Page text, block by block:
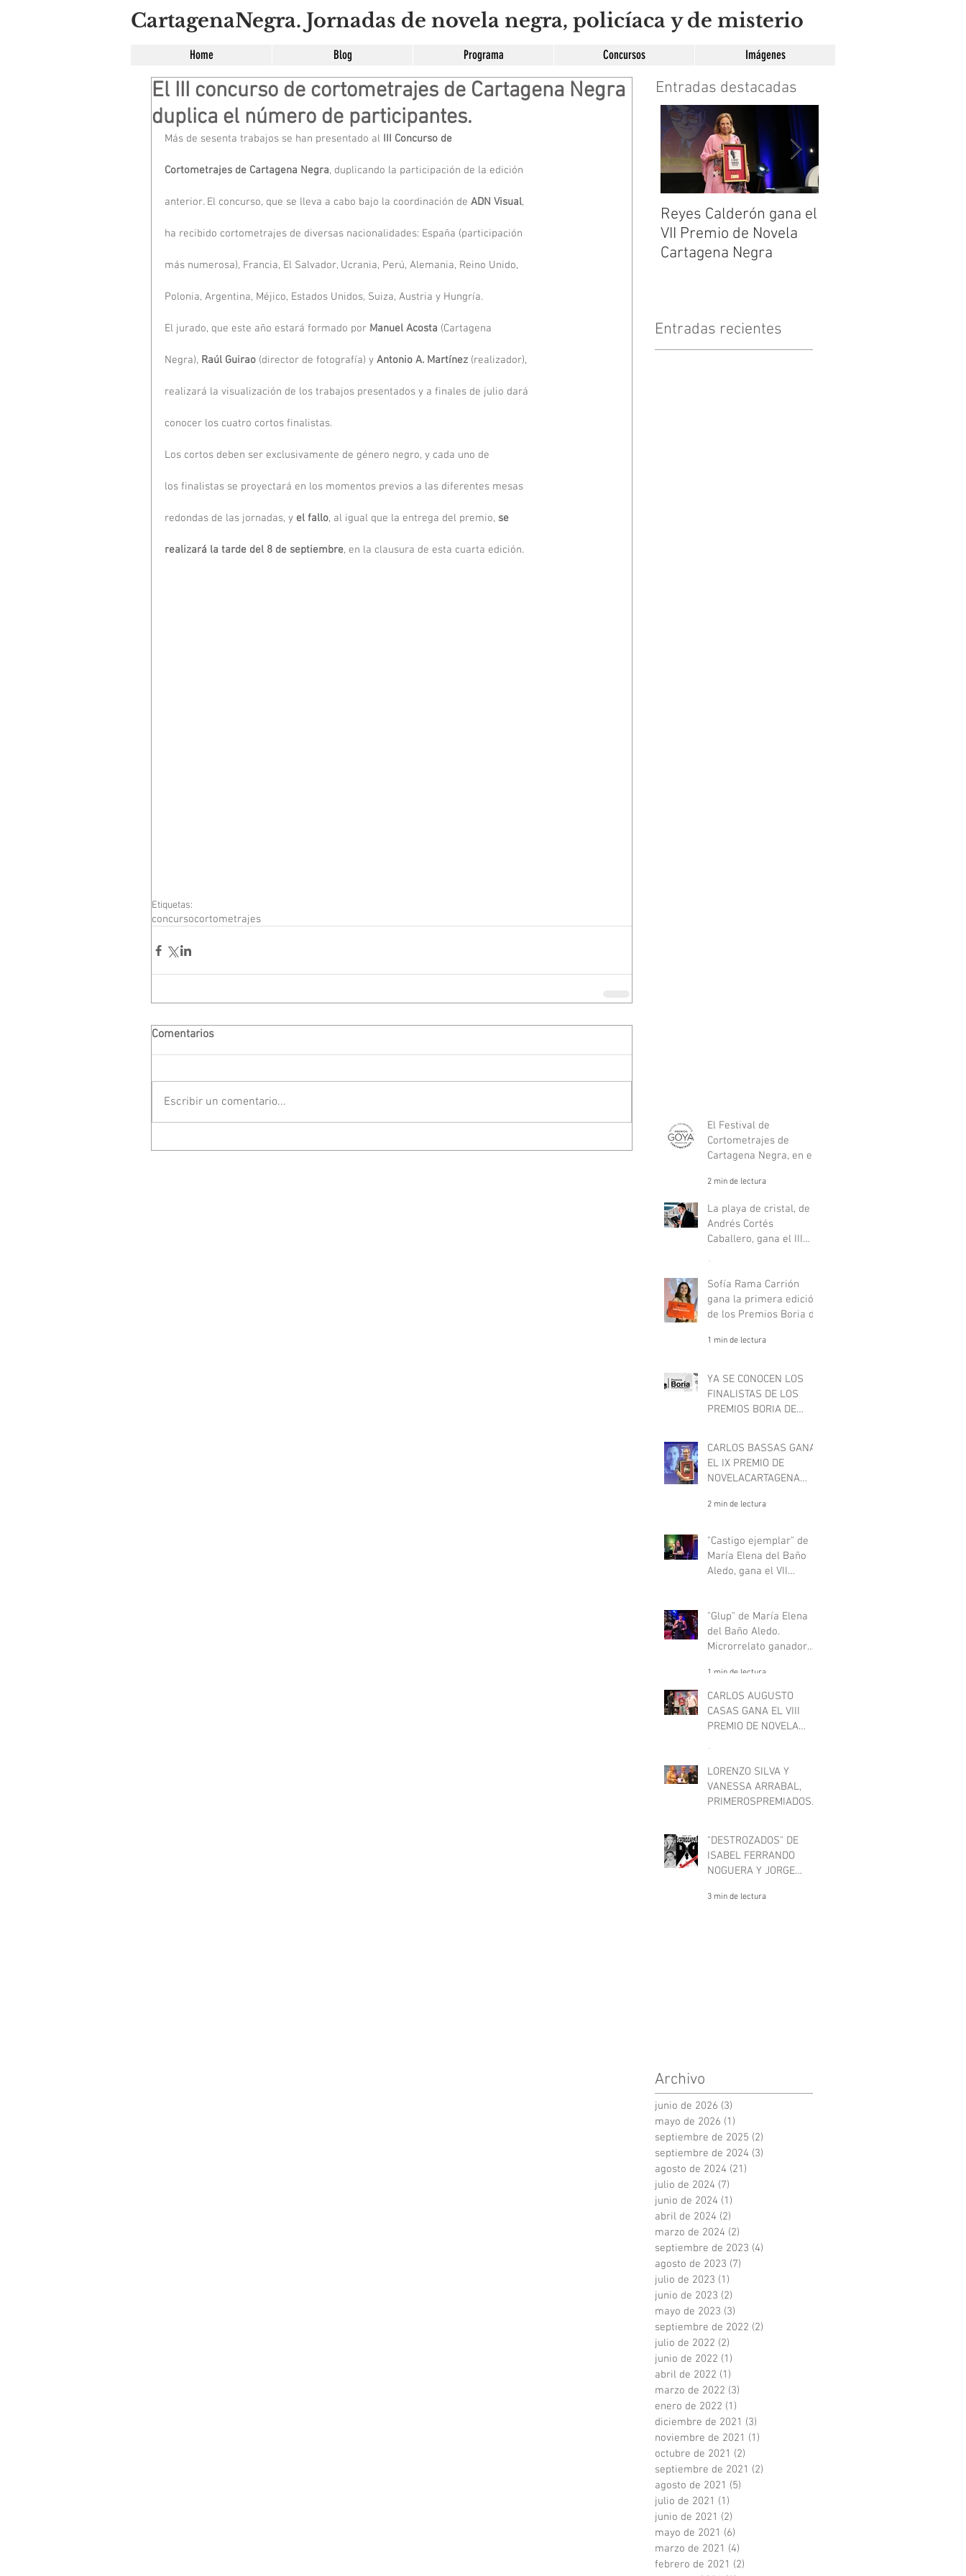
CartagenaNegra. Jornadas de novela negra, policíaca y de misterio
El III concurso de cortometrajes de Cartagena Negra
duplica el número de participantes.
Más de sesenta trabajos se han presentado al III Concurso de
Cortometrajes de Cartagena Negra, duplicando la participación de la edición
anterior. El concurso, que se lleva a cabo bajo la coordinación de ADN Visual,
ha recibido cortometrajes de diversas nacionalidades: España (participación
más numerosa), Francia, El Salvador, Ucrania, Perú, Alemania, Reino Unido,
Polonia, Argentina, Méjico, Estados Unidos, Suiza, Austria y Hungría.
El jurado, que este año estará formado por Manuel Acosta (Cartagena
Negra), Raúl Guirao (director de fotografía) y Antonio A. Martínez (realizador),
realizará la visualización de los trabajos presentados y a finales de julio dará
conocer los cuatro cortos finalistas.
Los cortos deben ser exclusivamente de género negro, y cada uno de
los finalistas se proyectará en los momentos previos a las diferentes mesas
redondas de las jornadas, y el fallo, al igual que la entrega del premio, se
realizará la tarde del 8 de septiembre, en la clausura de esta cuarta edición.
Etiquetas:
concursocortometrajes
Comentarios
Escribir un comentario...
Entradas destacadas
Reyes Calderón gana el
VII Premio de Novela
Cartagena Negra
Entradas recientes
El Festival de
Cortometrajes de
Cartagena Negra, en el
festivales nacionales de
2 min de lectura
La playa de cristal, de
Andrés Cortés
Caballero, gana el III
Sofía Rama Carrión
gana la primera edición
de los Premios Boria de
1 min de lectura
YA SE CONOCEN LOS
FINALISTAS DE LOS
PREMIOS BORIA DE
CARLOS BASSAS GANA
EL IX PREMIO DE
NOVELACARTAGENA
2 min de lectura
"Castigo ejemplar" de
María Elena del Baño
Aledo, gana el VII
"Deje aquí su sombrero".
"Glup" de María Elena
del Baño Aledo.
Microrrelato ganador
microrrelatos negros,
"Deje aquí su sombrero"
1 min de lectura
CARLOS AUGUSTO
CASAS GANA EL VIII
PREMIO DE NOVELA
LORENZO SILVA Y
VANESSA ARRABAL,
PRIMEROSPREMIADOS
"DESTROZADOS" DE
ISABEL FERRANDO
NOGUERA Y JORGE
3 min de lectura
Archivo
junio de 2026 (3)
mayo de 2026 (1)
septiembre de 2025 (2)
septiembre de 2024 (3)
agosto de 2024 (21)
julio de 2024 (7)
junio de 2024 (1)
abril de 2024 (2)
marzo de 2024 (2)
septiembre de 2023 (4)
agosto de 2023 (7)
julio de 2023 (1)
junio de 2023 (2)
mayo de 2023 (3)
septiembre de 2022 (2)
julio de 2022 (2)
junio de 2022 (1)
abril de 2022 (1)
marzo de 2022 (3)
enero de 2022 (1)
diciembre de 2021 (3)
noviembre de 2021 (1)
octubre de 2021 (2)
septiembre de 2021 (2)
agosto de 2021 (5)
julio de 2021 (1)
junio de 2021 (2)
mayo de 2021 (6)
marzo de 2021 (4)
febrero de 2021 (2)
Home Blog Programa Concursos Imágenes